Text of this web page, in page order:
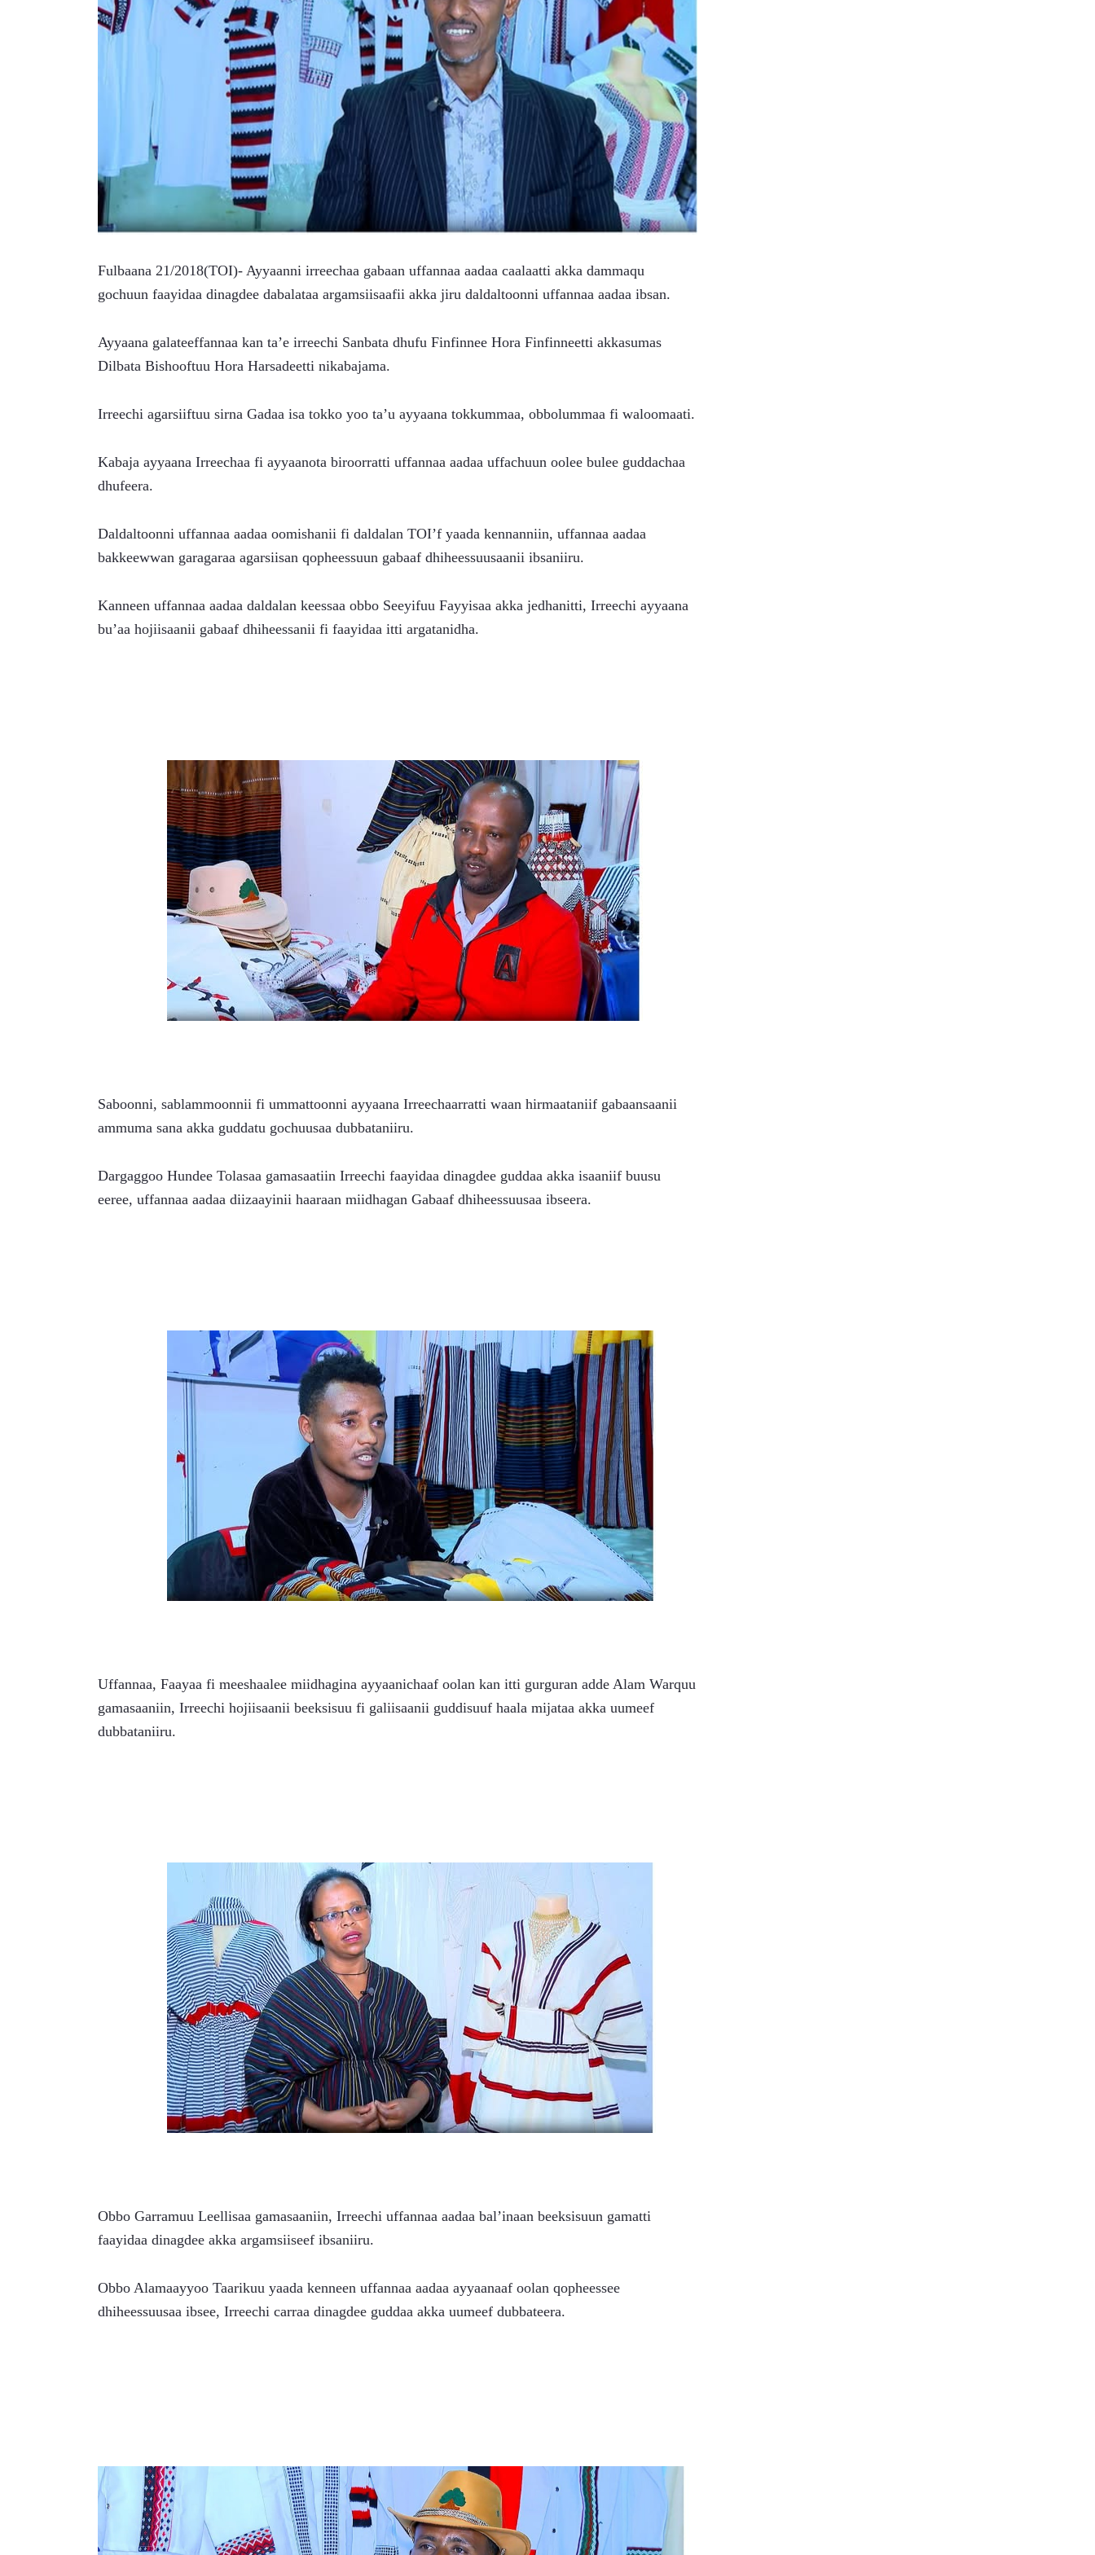
Fulbaana 21/2018(TOI)- Ayyaanni irreechaa gabaan uffannaa aadaa caalaatti akka dammaqu
gochuun faayidaa dinagdee dabalataa argamsiisaafii akka jiru daldaltoonni uffannaa aadaa ibsan.
Ayyaana galateeffannaa kan ta’e irreechi Sanbata dhufu Finfinnee Hora Finfinneetti akkasumas
Dilbata Bishooftuu Hora Harsadeetti nikabajama.
Irreechi agarsiiftuu sirna Gadaa isa tokko yoo ta’u ayyaana tokkummaa, obbolummaa fi waloomaati.
Kabaja ayyaana Irreechaa fi ayyaanota biroorratti uffannaa aadaa uffachuun oolee bulee guddachaa
dhufeera.
Daldaltoonni uffannaa aadaa oomishanii fi daldalan TOI’f yaada kennanniin, uffannaa aadaa
bakkeewwan garagaraa agarsiisan qopheessuun gabaaf dhiheessuusaanii ibsaniiru.
Kanneen uffannaa aadaa daldalan keessaa obbo Seeyifuu Fayyisaa akka jedhanitti, Irreechi ayyaana
bu’aa hojiisaanii gabaaf dhiheessanii fi faayidaa itti argatanidha.
Saboonni, sablammoonnii fi ummattoonni ayyaana Irreechaarratti waan hirmaataniif gabaansaanii
ammuma sana akka guddatu gochuusaa dubbataniiru.
Dargaggoo Hundee Tolasaa gamasaatiin Irreechi faayidaa dinagdee guddaa akka isaaniif buusu
eeree, uffannaa aadaa diizaayinii haaraan miidhagan Gabaaf dhiheessuusaa ibseera.
Uffannaa, Faayaa fi meeshaalee miidhagina ayyaanichaaf oolan kan itti gurguran adde Alam Warquu
gamasaaniin, Irreechi hojiisaanii beeksisuu fi galiisaanii guddisuuf haala mijataa akka uumeef
dubbataniiru.
Obbo Garramuu Leellisaa gamasaaniin, Irreechi uffannaa aadaa bal’inaan beeksisuun gamatti
faayidaa dinagdee akka argamsiiseef ibsaniiru.
Obbo Alamaayyoo Taarikuu yaada kenneen uffannaa aadaa ayyaanaaf oolan qopheessee
dhiheessuusaa ibsee, Irreechi carraa dinagdee guddaa akka uumeef dubbateera.